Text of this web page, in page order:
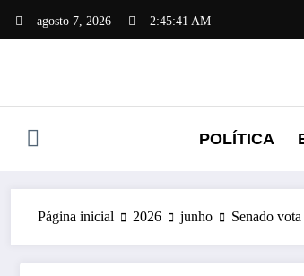
agosto 7, 2026 2:45:42 AM
POLÍTICA
Página inicial 2026 junho Senado